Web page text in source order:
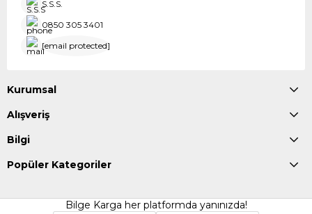
S.S.S.
0850 305 3401
[email protected]
Kurumsal
Alışveriş
Bilgi
Popüler Kategoriler
Bilge Karga her platformda yanınızda!